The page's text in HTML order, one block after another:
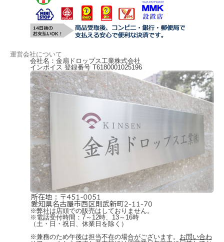
運営会社について
会社名：金扇ドロップス工業株式会社
インボイス 登録番号 T6180001025196
※弊社は店頭での販売はしておりません。
※電話受付時間：7～12時、13～16時
（土・日・祝日、休業日を除く）
※兼務のため午後は担当不在の場合がございます。 お問い合わ